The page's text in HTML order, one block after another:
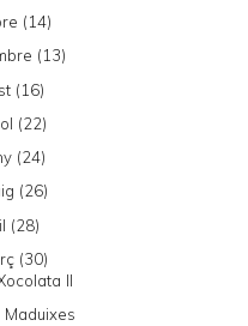
(14)
(13)
(16)
(22)
(24)
(26)
(28)
(30)
II
Maduixes